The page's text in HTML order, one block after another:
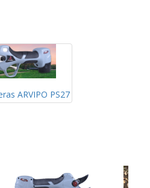
ARVIPO PS27